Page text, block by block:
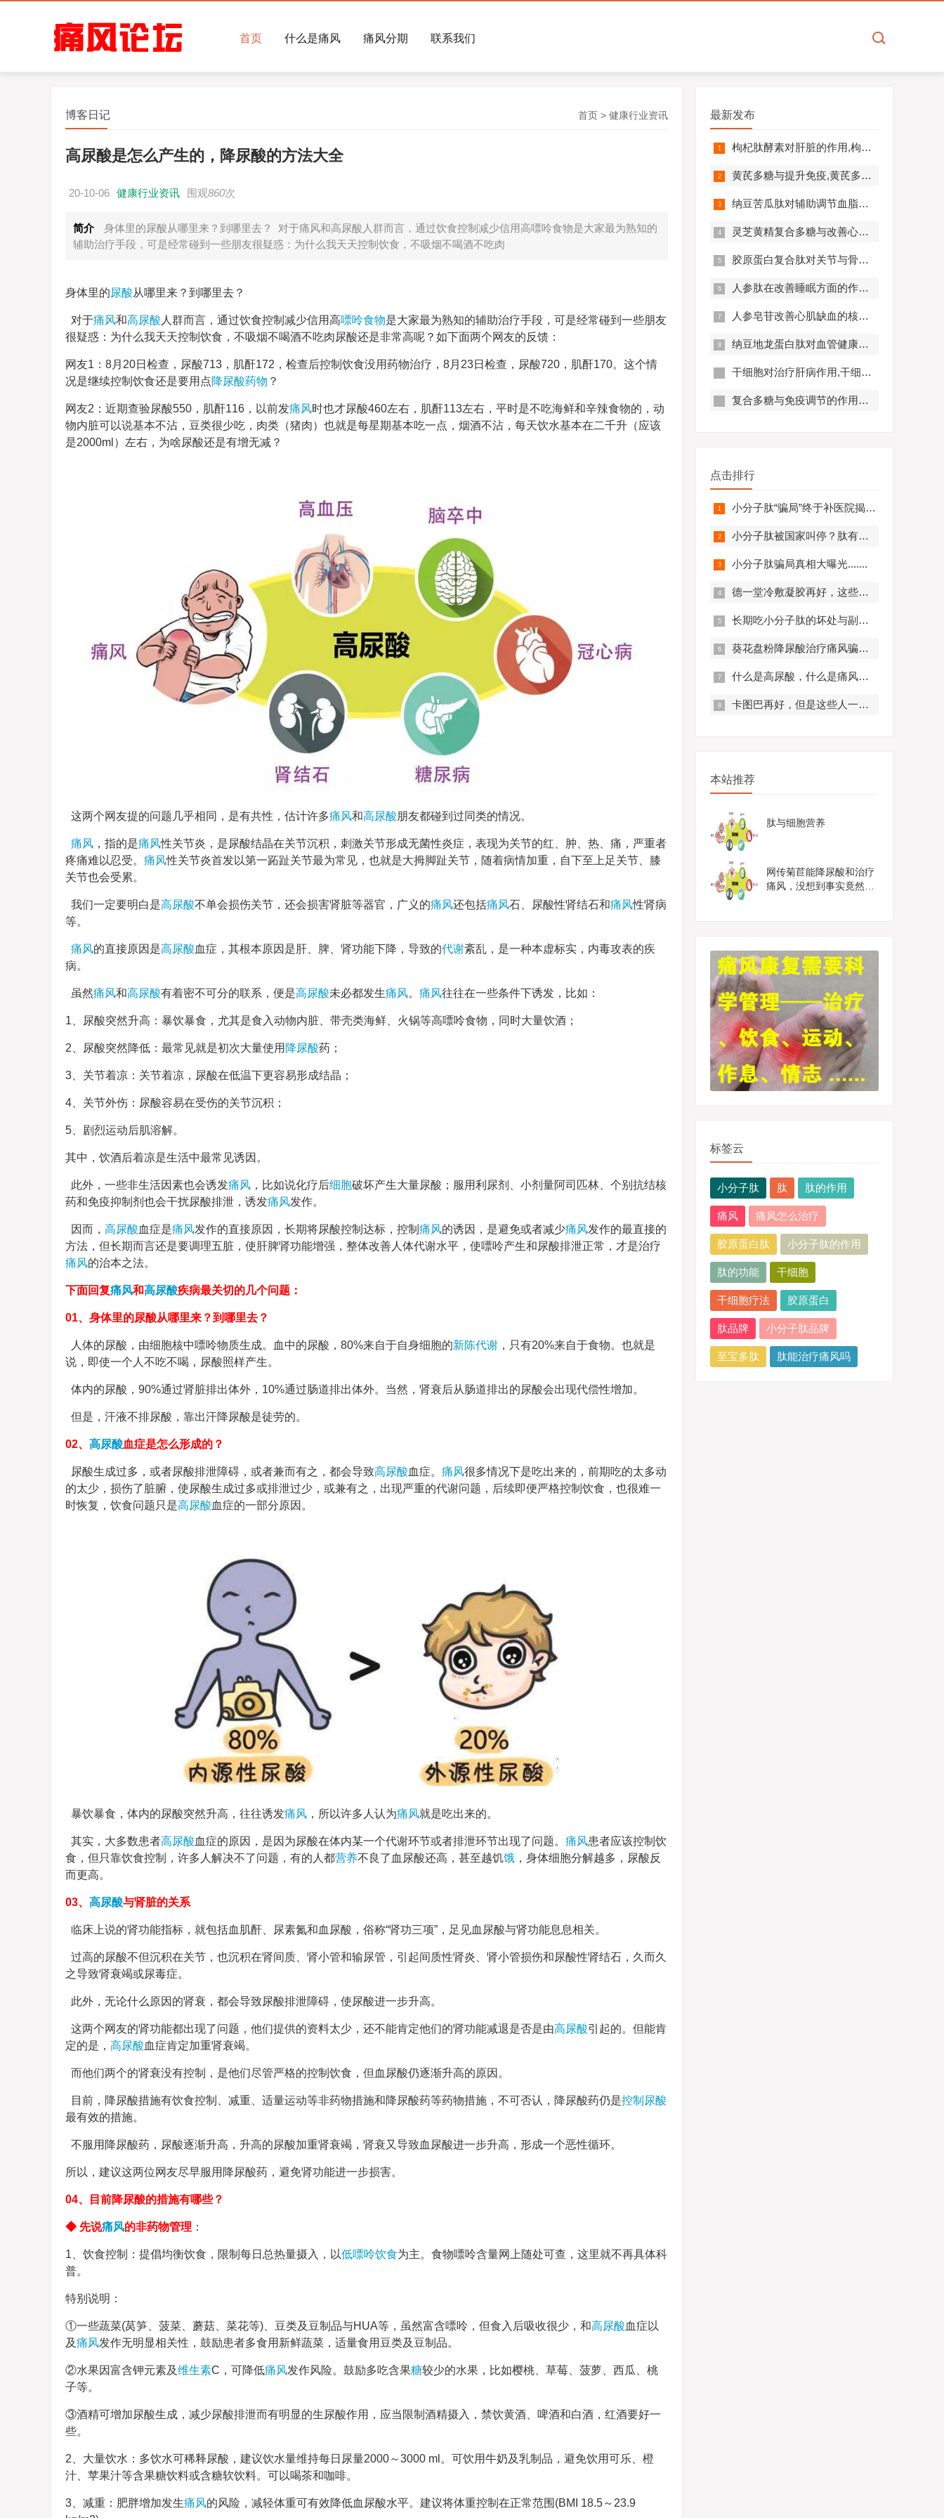
首页 什么是痛风 痛风分期 联系我们
首页 > 健康行业资讯
博客日记
高尿酸是怎么产生的，降尿酸的方法大全
20-10-06 健康行业资讯 围观860次
简介
身体里的尿酸从哪里来？到哪里去？ 对于痛风和高尿酸人群而言，通过饮食控制减少信用高嘌呤食物是大家最为熟知的
辅助治疗手段，可是经常碰到一些朋友很疑惑：为什么我天天控制饮食，不吸烟不喝酒不吃肉
身体里的尿酸从哪里来？到哪里去？
对于痛风和高尿酸 人群而言，通过饮食控制减少信用高嘌呤食物是大家最为熟知的辅助治疗手段，可是经常碰到一些朋友
很疑惑：为什么我天天控制饮食，不吸烟不喝酒不吃肉尿酸还是非常高呢？如下面两个网友的反馈：
网友1：8月20日检查，尿酸713，肌酐172，检查后控制饮食没用药物治疗，8月23日检查，尿酸720，肌酐170。这个情
况是继续控制饮食还是要用点降尿酸药物 ？
网友2：近期查验尿酸550，肌酐116，以前发痛风时也才尿酸460左右，肌酐113左右，平时是不吃海鲜和辛辣食物的，动
物内脏可以说基本不沾，豆类很少吃，肉类（猪肉）也就是每星期基本吃一点，烟酒不沾，每天饮水基本在二千升（应该
是2000ml）左右，为啥尿酸还是有增无减？
这两个网友提的问题几乎相同，是有共性，估计许多痛风和高尿酸朋友都碰到过同类的情况。
痛风 ，指的是痛风性关节炎，是尿酸结晶在关节沉积，刺激关节形成无菌性炎症，表现为关节的红、肿、热、痛，严重者
疼痛难以忍受。 痛风性关节炎首发以第一跖趾关节最为常见，也就是大拇脚趾关节，随着病情加重，自下至上足关节、膝
关节也会受累。
我们一定要明白是高尿酸不单会损伤关节，还会损害肾脏等器官，广义的痛风还包括痛风石、尿酸性肾结石和痛风性肾病
等。
痛风的直接原因是高尿酸血症，其根本原因是肝、脾、肾功能下降，导致的代谢紊乱，是一种本虚标实，内毒攻表的疾
病。
虽然痛风和高尿酸有着密不可分的联系，便是高尿酸未必都发生痛风。 痛风往往在一些条件下诱发，比如：
1、尿酸突然升高：暴饮暴食，尤其是食入动物内脏、带壳类海鲜、火锅等高嘌呤食物，同时大量饮酒；
2、尿酸突然降低：最常见就是初次大量使用 降尿酸药；
3、关节着凉：关节着凉，尿酸在低温下更容易形成结晶；
4、关节外伤：尿酸容易在受伤的关节沉积；
5、剧烈运动后肌溶解。
其中，饮酒后着凉是生活中最常见诱因。
此外，一些非生活因素也会诱发痛风 ，比如说化疗后细胞破坏产生大量尿酸；服用利尿剂、小剂量阿司匹林、个别抗结核
药和免疫抑制剂也会干扰尿酸排泄，诱发痛风发作。
因而， 高尿酸血症是痛风发作的直接原因，长期将尿酸控制达标，控制 痛风的诱因，是避免或者减少痛风发作的最直接的
方法，但长期而言还是要调理五脏，使肝脾肾功能增强，整体改善人体代谢水平，使嘌呤产生和尿酸排泄正常，才是治疗
痛风的治本之法。
下面回复痛风和高尿酸疾病最关切的几个问题：
01、身体里的尿酸从哪里来？到哪里去？
人体的尿酸，由细胞核中嘌呤物质生成。血中的尿酸，80%来自于自身细胞的新陈代谢 ，只有20%来自于食物。也就是
说，即使一个人不吃不喝，尿酸照样产生。
体内的尿酸，90%通过肾脏排出体外，10%通过肠道排出体外。当然，肾衰后从肠道排出的尿酸会出现代偿性增加。
但是，汗液不排尿酸，靠出汗降尿酸是徒劳的。
02、 高尿酸血症是怎么形成的？
尿酸生成过多，或者尿酸排泄障碍，或者兼而有之，都会导致高尿酸血症。 痛风很多情况下是吃出来的，前期吃的太多动
的太少，损伤了脏腑，使尿酸生成过多或排泄过少，或兼有之，出现严重的代谢问题，后续即便严格控制饮食，也很难一
时恢复，饮食问题只是高尿酸血症的一部分原因。
暴饮暴食，体内的尿酸突然升高，往往诱发痛风 ，所以许多人认为痛风就是吃出来的。
其实，大多数患者高尿酸血症的原因，是因为尿酸在体内某一个代谢环节或者排泄环节出现了问题。 痛风患者应该控制饮
食，但只靠饮食控制，许多人解决不了问题，有的人都营养不良了血尿酸还高，甚至越饥饿 ，身体细胞分解越多，尿酸反
而更高。
03、 高尿酸与肾脏的关系
临床上说的肾功能指标，就包括血肌酐、尿素氮和血尿酸，俗称“肾功三项”，足见血尿酸与肾功能息息相关。
过高的尿酸不但沉积在关节，也沉积在肾间质、肾小管和输尿管，引起间质性肾炎、肾小管损伤和尿酸性肾结石，久而久
之导致肾衰竭或尿毒症。
此外，无论什么原因的肾衰，都会导致尿酸排泄障碍，使尿酸进一步升高。
这两个网友的肾功能都出现了问题，他们提供的资料太少，还不能肯定他们的肾功能减退是否是由高尿酸引起的。但能肯
定的是， 高尿酸血症肯定加重肾衰竭。
而他们两个的肾衰没有控制，是他们尽管严格的控制饮食，但血尿酸仍逐渐升高的原因。
目前，降尿酸措施有饮食控制、减重、适量运动等非药物措施和降尿酸药等药物措施，不可否认，降尿酸药仍是控制尿酸
最有效的措施。
不服用降尿酸药，尿酸逐渐升高，升高的尿酸加重肾衰竭，肾衰又导致血尿酸进一步升高，形成一个恶性循环。
所以，建议这两位网友尽早服用降尿酸药，避免肾功能进一步损害。
04、目前降尿酸的措施有哪些？
◆ 先说痛风的非药物管理 ：
1、饮食控制：提倡均衡饮食，限制每日总热量摄入，以低嘌呤饮食为主。食物嘌呤含量网上随处可查，这里就不再具体科
普。
特别说明：
①一些蔬菜(莴笋、菠菜、蘑菇、菜花等)、豆类及豆制品与HUA等，虽然富含嘌呤，但食入后吸收很少，和高尿酸血症以
及痛风发作无明显相关性，鼓励患者多食用新鲜蔬菜，适量食用豆类及豆制品。
②水果因富含钾元素及维生素C，可降低痛风发作风险。鼓励多吃含果糖较少的水果，比如樱桃、草莓、菠萝、西瓜、桃
子等。
③酒精可增加尿酸生成，减少尿酸排泄而有明显的生尿酸作用，应当限制酒精摄入，禁饮黄酒、啤酒和白酒，红酒要好一
些。
2、大量饮水：多饮水可稀释尿酸，建议饮水量维持每日尿量2000～3000 ml。可饮用牛奶及乳制品，避免饮用可乐、橙
汁、苹果汁等含果糖饮料或含糖软饮料。可以喝茶和咖啡。
3、减重：肥胖增加发生痛风的风险，减轻体重可有效降低血尿酸水平。建议将体重控制在正常范围(BMI 18.5～23.9
最新发布
枸杞肽酵素对肝脏的作用,枸杞肽酵素护肝解毒效果好吗？
黄芪多糖与提升免疫,黄芪多糖对免疫相关疾病营养干预价值分析！
纳豆苦瓜肽对辅助调节血脂血压的作用机制,应用效果如何？
灵芝黄精复合多糖与改善心肺功能的机制及临床应用分析
胶原蛋白复合肽对关节与骨骼的作用,胶原蛋白复合肽效果怎么样?
人参肽在改善睡眠方面的作用机制及应用分析
人参皂苷改善心肌缺血的核心机制,应用效果怎么样？
纳豆地龙蛋白肽对血管健康的好处,纳豆地龙蛋白肽对预防心脑血管疾病有帮助吗？
干细胞对治疗肝病作用,干细胞对肝硬化有作用吗?
复合多糖与免疫调节的作用原理及优势分析
点击排行
小分子肽“骗局”终于补医院揭开，结果太可怕.........
小分子肽被国家叫停？肽有副作用？必看！
小分子肽骗局真相大曝光.......
德一堂冷敷凝胶再好，这些人一定不要用！还有些人必须..........
长期吃小分子肽的坏处与副作用，肽与蛋白质的区别
葵花盘粉降尿酸治疗痛风骗局？真实曝光，赶紧来看！
什么是高尿酸，什么是痛风？痛风有什么症状？
卡图巴再好，但是这些人一定不要服用！
本站推荐
肽与细胞营养
网传菊苣能降尿酸和治疗
痛风，没想到事实竟然是
标签云
小分子肽 肽 肽的作用
痛风 痛风怎么治疗
胶原蛋白肽 小分子肽的作用
肽的功能 干细胞
干细胞疗法 胶原蛋白
肽品牌 小分子肽品牌
至宝多肽 肽能治疗痛风吗